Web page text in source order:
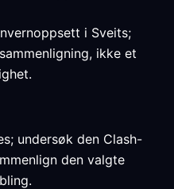
i Sveits;
ikke et
undersøk den Clash-
den valgte